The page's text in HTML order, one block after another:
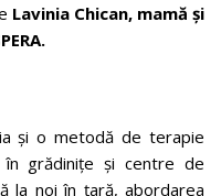
Lavinia Chican, mamă și
și o metodă de terapie
în grădinițe și centre de
la noi în țară, abordarea